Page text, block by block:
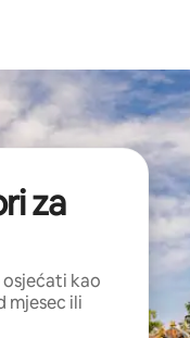
za
kao
mjesec ili